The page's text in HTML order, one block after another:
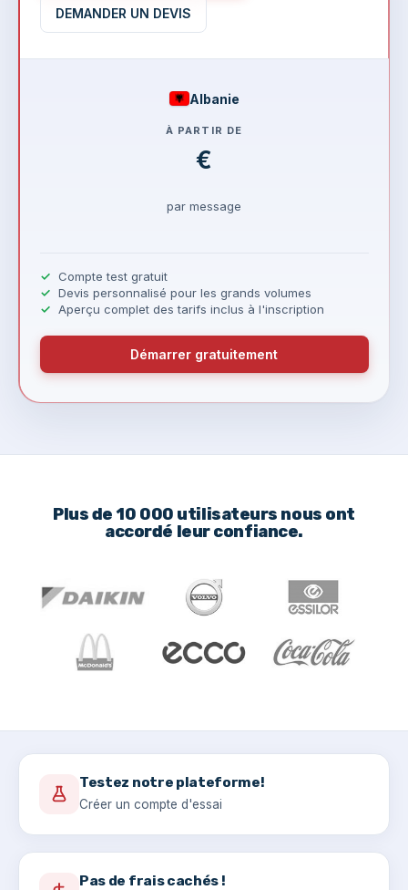
Plus de 10 000 utilisateurs nous ont
accordé leur confiance.
Testez notre plateforme!
Créer un compte d'essai
Pas de frais cachés !
DEMANDER UN DEVIS
Albanie
À PARTIR DE
€
par message
Compte test gratuit
Devis personnalisé pour les grands volumes
Aperçu complet des tarifs inclus à l'inscription
Démarrer gratuitement